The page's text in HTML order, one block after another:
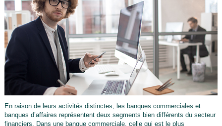
En raison de leurs activités distinctes, les banques commerciales et
banques d’affaires représentent deux segments bien différents du secteur
financiers. Dans une banque commerciale, celle qui est le plus